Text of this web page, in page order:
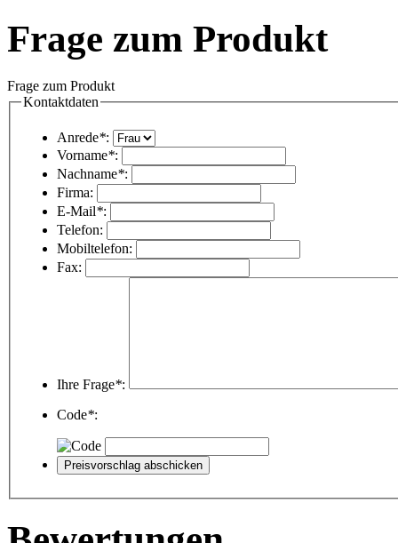
Frage zum Produkt
Frage zum Produkt
Kontaktdaten
Anrede*:
Vorname*:
Nachname*:
Firma:
E-Mail*:
Telefon:
Mobiltelefon:
Fax:
Ihre Frage*:
Code*: